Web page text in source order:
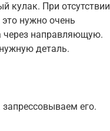
кулак. При отсутствии
нужно очень
через направляющую.
деталь.
его.